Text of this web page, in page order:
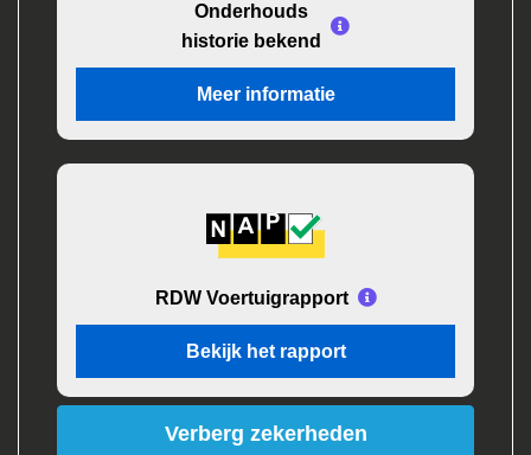
Onderhouds
historie bekend
Meer informatie
RDW Voertuigrapport
Bekijk het rapport
Verberg zekerheden